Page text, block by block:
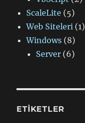
ScaleLite (5)
Web Siteleri (1)
Windows (8)
Server (6)
ETIKETLER